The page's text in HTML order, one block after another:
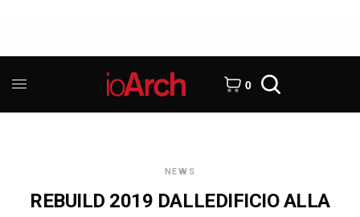
0
NEWS
REBUILD 2019 DALLEDIFICIO ALLA